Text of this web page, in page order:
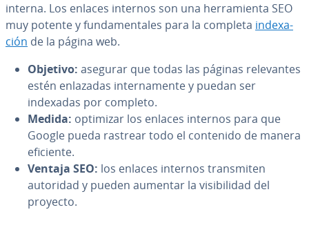
interna. Los enlaces internos son una he­rra­mie­n­ta SEO
muy potente y fu­n­da­me­n­ta­les para la completa in­de­xa­
ción de la página web.
Objetivo: asegurar que todas las páginas re­le­va­n­tes
estén enlazadas in­te­r­na­me­n­te y puedan ser
indexadas por completo.
Medida: optimizar los enlaces internos para que
Google pueda rastrear todo el contenido de manera
eficiente.
Ventaja SEO: los enlaces internos tra­n­s­mi­ten
autoridad y pueden aumentar la vi­si­bi­li­dad del
proyecto.